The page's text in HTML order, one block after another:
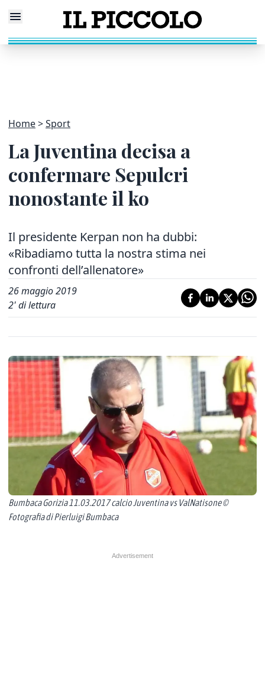
Home Sport
La Juventina decisa a
confermare Sepulcri
nonostante il ko
Il presidente Kerpan non ha dubbi:
«Ribadiamo tutta la nostra stima nei
confronti dell’allenatore»
26 maggio 2019
2' di lettura
Bumbaca Gorizia 11.03.2017 calcio Juventina vs ValNatisone ©
Fotografia di Pierluigi Bumbaca